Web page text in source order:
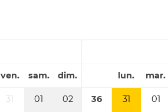
ven. sam. dim.
31 01 02
lun. mar.
36 31 01